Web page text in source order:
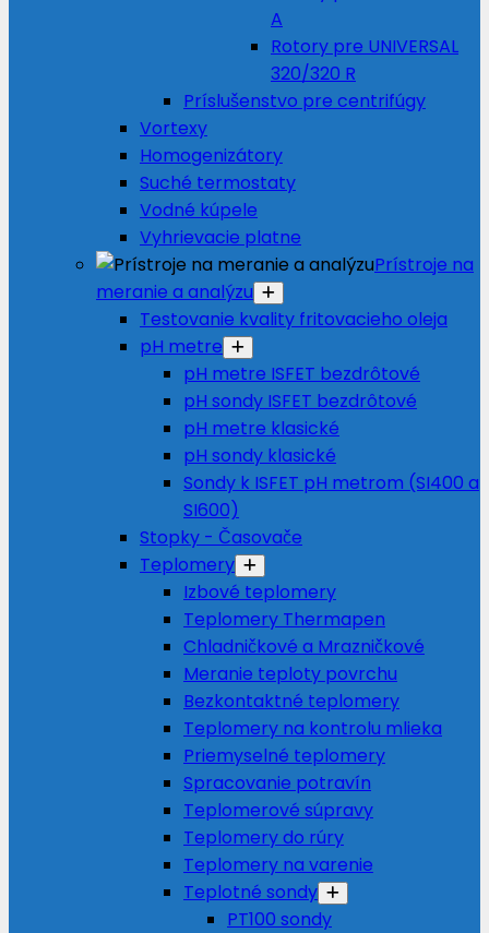
A
Rotory pre UNIVERSAL
320/320 R
Príslušenstvo pre centrifúgy
Vortexy
Homogenizátory
Suché termostaty
Vodné kúpele
Vyhrievacie platne
Prístroje na
meranie a analýzu
Testovanie kvality fritovacieho oleja
pH metre
pH metre ISFET bezdrôtové
pH sondy ISFET bezdrôtové
pH metre klasické
pH sondy klasické
Sondy k ISFET pH metrom (SI400 a
SI600)
Stopky - Časovače
Teplomery
Izbové teplomery
Teplomery Thermapen
Chladničkové a Mrazničkové
Meranie teploty povrchu
Bezkontaktné teplomery
Teplomery na kontrolu mlieka
Priemyselné teplomery
Spracovanie potravín
Teplomerové súpravy
Teplomery do rúry
Teplomery na varenie
Teplotné sondy
PT100 sondy